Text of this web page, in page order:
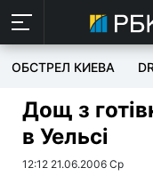
ОБСТРЕЛ КИЕВА
Дощ з
в Уельсі
12:12 21.06.2006 Ср